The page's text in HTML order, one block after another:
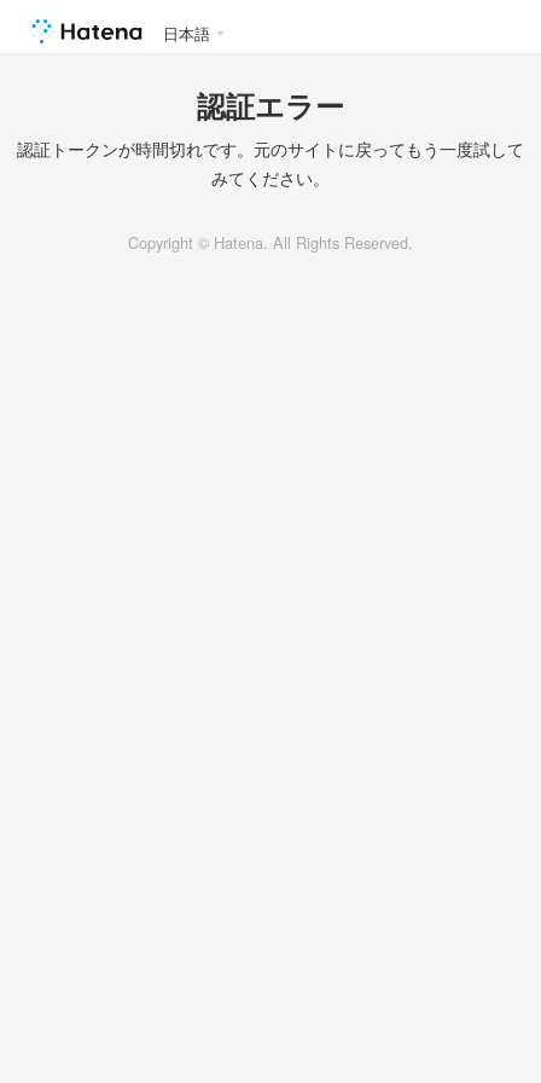
日本語
認証エラー
認証トークンが時間切れです。元のサイトに戻ってもう一度試して
みてください。
Copyright © Hatena. All Rights Reserved.